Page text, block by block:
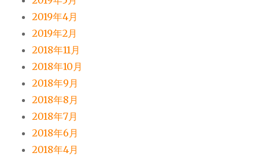
2019年4月
2019年2月
2018年11月
2018年10月
2018年9月
2018年8月
2018年7月
2018年6月
2018年4月